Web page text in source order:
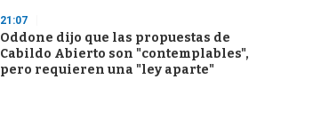
21:07
Oddone dijo que las propuestas de
Cabildo Abierto son "contemplables",
pero requieren una "ley aparte"